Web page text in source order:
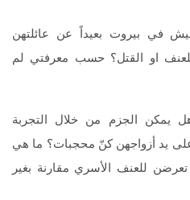
في بيروت بعيداً عن عائلتهن
او القتل؟ حسب معرفتي لم
يمكن الجزم من خلال التجربة
على يد أزواجهن كنّ محجبات؟ ما هي
للعنف الأسري مقارنة بغير